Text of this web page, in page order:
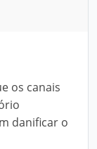
os canais
danificar o